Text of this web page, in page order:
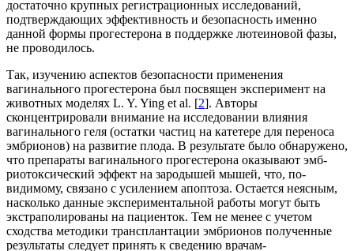
достаточно крупных регистрационных исследований,
подтверждающих эффективность и безопасность именно
данной формы прогестерона в поддержке лютеиновой фазы,
не проводилось.
Так, изучению аспектов безопасности применения
вагинального прогестерона был посвящен эксперимент на
животных моделях L. Y. Ying et al. [2]. Авторы
сконцентрировали внимание на исследовании влияния
вагинального геля (остатки частиц на катетере для переноса
эмбрионов) на развитие плода. В результате было обнаружено,
что препараты вагинального прогестерона оказывают эмб­
риотоксический эффект на зародышей мышей, что, по-
видимому, связано с усилением апоптоза. Остается неясным,
насколько данные экспериментальной работы могут быть
экстраполированы на пациенток. Тем не менее с учетом
сходства методики трансплантации эмбрионов полученные
результаты следует принять к сведению вра­чам-